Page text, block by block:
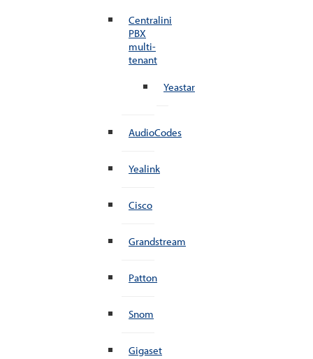
Centralini
PBX
multi-
tenant
Yeastar
AudioCodes
Yealink
Cisco
Grandstream
Patton
Snom
Gigaset